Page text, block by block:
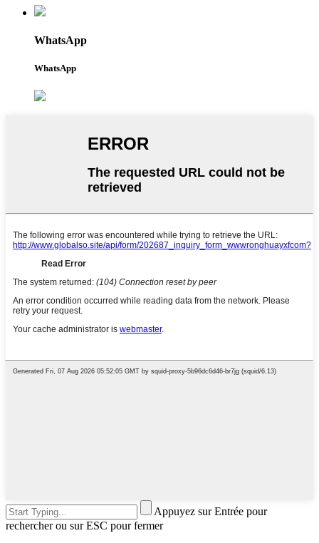
WhatsApp
WhatsApp
Appuyez sur Entrée pour
rechercher ou sur ESC pour fermer